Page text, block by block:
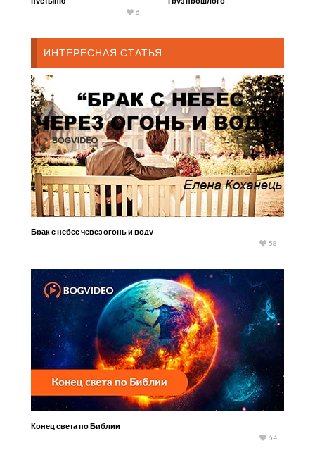
6
ИНТЕРЕСНАЯ СТАТЬЯ
Брак с небес через огонь и воду
58
Конец света по Библии
64